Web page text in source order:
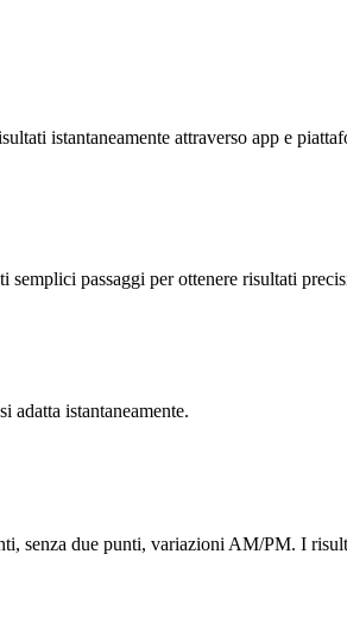
istantaneamente attraverso app e
passaggi per ottenere risultati
adatta istantaneamente.
senza due punti, variazioni AM/PM. I